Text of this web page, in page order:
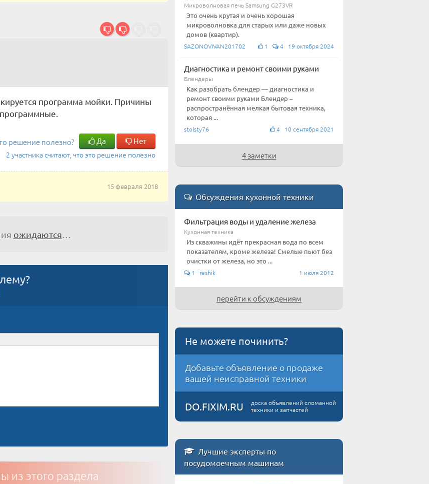
программа мойки. Причины
решение полезно? Да Нет
2 участника считают, что это решение полезно
15 февраля 2018
ожидаются
из этого раздела
Микроволновая печь Samsung G273VR
Это очень крутая и очень хорошая
микроволновка для старых или даже новых
домов (квартир).
SAZONOVIVAN201702 1 4 19 октября 2024
Диагностика и ремонт своими руками
Блендеры
Как разобрать блендер — диагностика и
ремонт своими руками Блендер –
распространённая мелкая бытовая техника,
которая ...
stolsty76 4 10 сентября 2021
4 заметки
Обсуждения кухонной техники
Фильтрация воды и удаление железа
Кухонная техника
Из скважины идёт прекрасная вода по всем
показателям, кроме железа! Смелые пьют без
очистки от железа, но это ...
1 reshik 1 июля 2012
перейти к обсуждениям
Не можете починить?
Добавьте объявление о продаже
вашей неисправной техники
DO.FIXIM.RU
доска объявлений сломанной
техники и запчастей
Лучшие эксперты по
посудомоечным машинам